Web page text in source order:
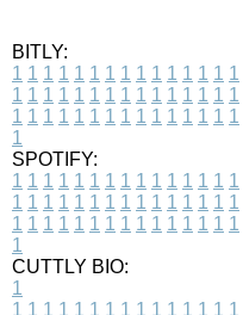
BITLY:
1 1 1 1 1 1 1 1 1 1 1 1 1 1 1
1 1 1 1 1 1 1 1 1 1 1 1 1 1 1
1 1 1 1 1 1 1 1 1 1 1 1 1 1 1
1
SPOTIFY:
1 1 1 1 1 1 1 1 1 1 1 1 1 1 1
1 1 1 1 1 1 1 1 1 1 1 1 1 1 1
1 1 1 1 1 1 1 1 1 1 1 1 1 1 1
1
CUTTLY BIO:
1
1 1 1 1 1 1 1 1 1 1 1 1 1 1 1